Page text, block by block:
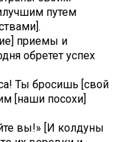
путем
приемы и
обретет успех
Ты бросишь [свой
[наши посохи]
вы!» [И колдуны